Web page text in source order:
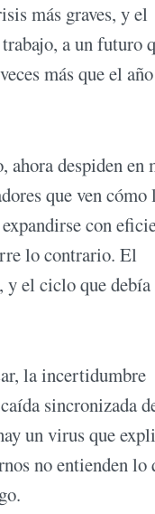
más graves, y el
a un futuro
más que el año
despiden en
que ven cómo
con
lo contrario. El
y el ciclo que debía
la incertidumbre
sincronizada
un virus que
no entienden lo